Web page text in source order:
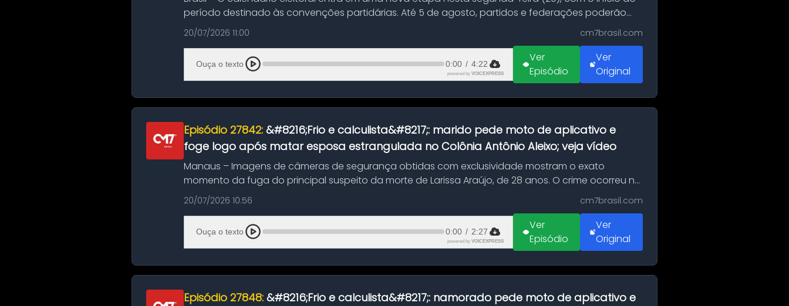
período destinado às convenções partidárias. Até 5 de agosto, partidos e federações poderão
oficializa...
20/07/2026 11:00 cm7brasil.com
Ouça o texto 0:00 / 4:22
powered by VOICEXPRESS
Ver
Episódio
Ver
Original
Episódio 27842: &#8216;Frio e calculista&#8217;: marido pede moto de aplicativo e
foge logo após matar esposa estrangulada no Colônia Antônio Aleixo; veja vídeo
Manaus – Imagens de câmeras de segurança obtidas com exclusividade mostram o exato
momento da fuga do principal suspeito da morte de Larissa Araújo, de 28 anos. O crime ocorreu na
noite deste último d...
20/07/2026 10:56 cm7brasil.com
Ouça o texto 0:00 / 2:27
powered by VOICEXPRESS
Ver
Episódio
Ver
Original
Episódio 27848: &#8216;Frio e calculista&#8217;: namorado pede moto de aplicativo e